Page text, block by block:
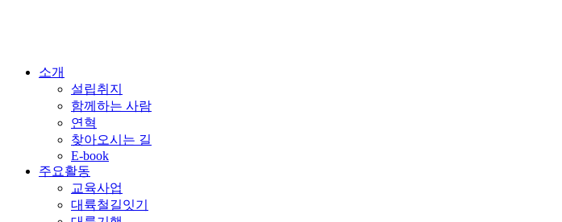
소개
설립취지
함께하는 사람
연혁
찾아오시는 길
E-book
주요활동
교육사업
대륙철길잇기